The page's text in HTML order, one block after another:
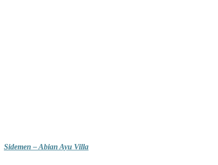
Sidemen – Abian Ayu Villa